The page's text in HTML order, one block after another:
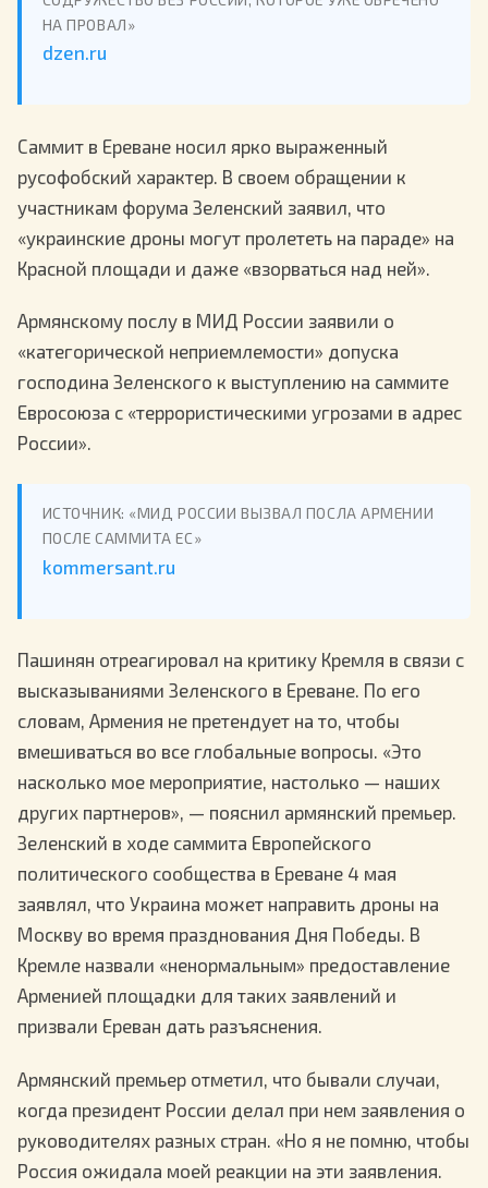
НА ПРОВАЛ»
dzen.ru
Саммит в Ереване носил ярко выраженный
русофобский характер. В своем обращении к
участникам форума Зеленский заявил, что
«украинские дроны могут пролететь на параде» на
Красной площади и даже «взорваться над ней».
Армянскому послу в МИД России заявили о
«категорической неприемлемости» допуска
господина Зеленского к выступлению на саммите
Евросоюза с «террористическими угрозами в адрес
России».
ИСТОЧНИК: «МИД РОССИИ ВЫЗВАЛ ПОСЛА АРМЕНИИ
ПОСЛЕ САММИТА ЕС»
kommersant.ru
Пашинян отреагировал на критику Кремля в связи с
высказываниями Зеленского в Ереване. По его
словам, Армения не претендует на то, чтобы
вмешиваться во все глобальные вопросы. «Это
насколько мое мероприятие, настолько — наших
других партнеров», — пояснил армянский премьер.
Зеленский в ходе саммита Европейского
политического сообщества в Ереване 4 мая
заявлял, что Украина может направить дроны на
Москву во время празднования Дня Победы. В
Кремле назвали «ненормальным» предоставление
Арменией площадки для таких заявлений и
призвали Ереван дать разъяснения.
Армянский премьер отметил, что бывали случаи,
когда президент России делал при нем заявления о
руководителях разных стран. «Но я не помню, чтобы
Россия ожидала моей реакции на эти заявления.